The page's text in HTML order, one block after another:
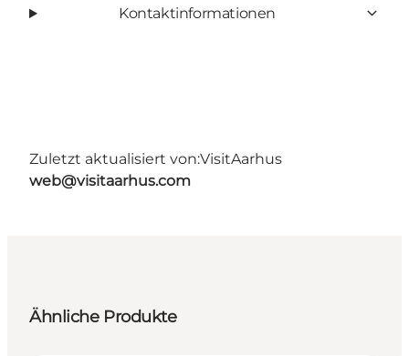
Kontaktinformationen
Zuletzt aktualisiert von:VisitAarhus
web@visitaarhus.com
Ähnliche Produkte